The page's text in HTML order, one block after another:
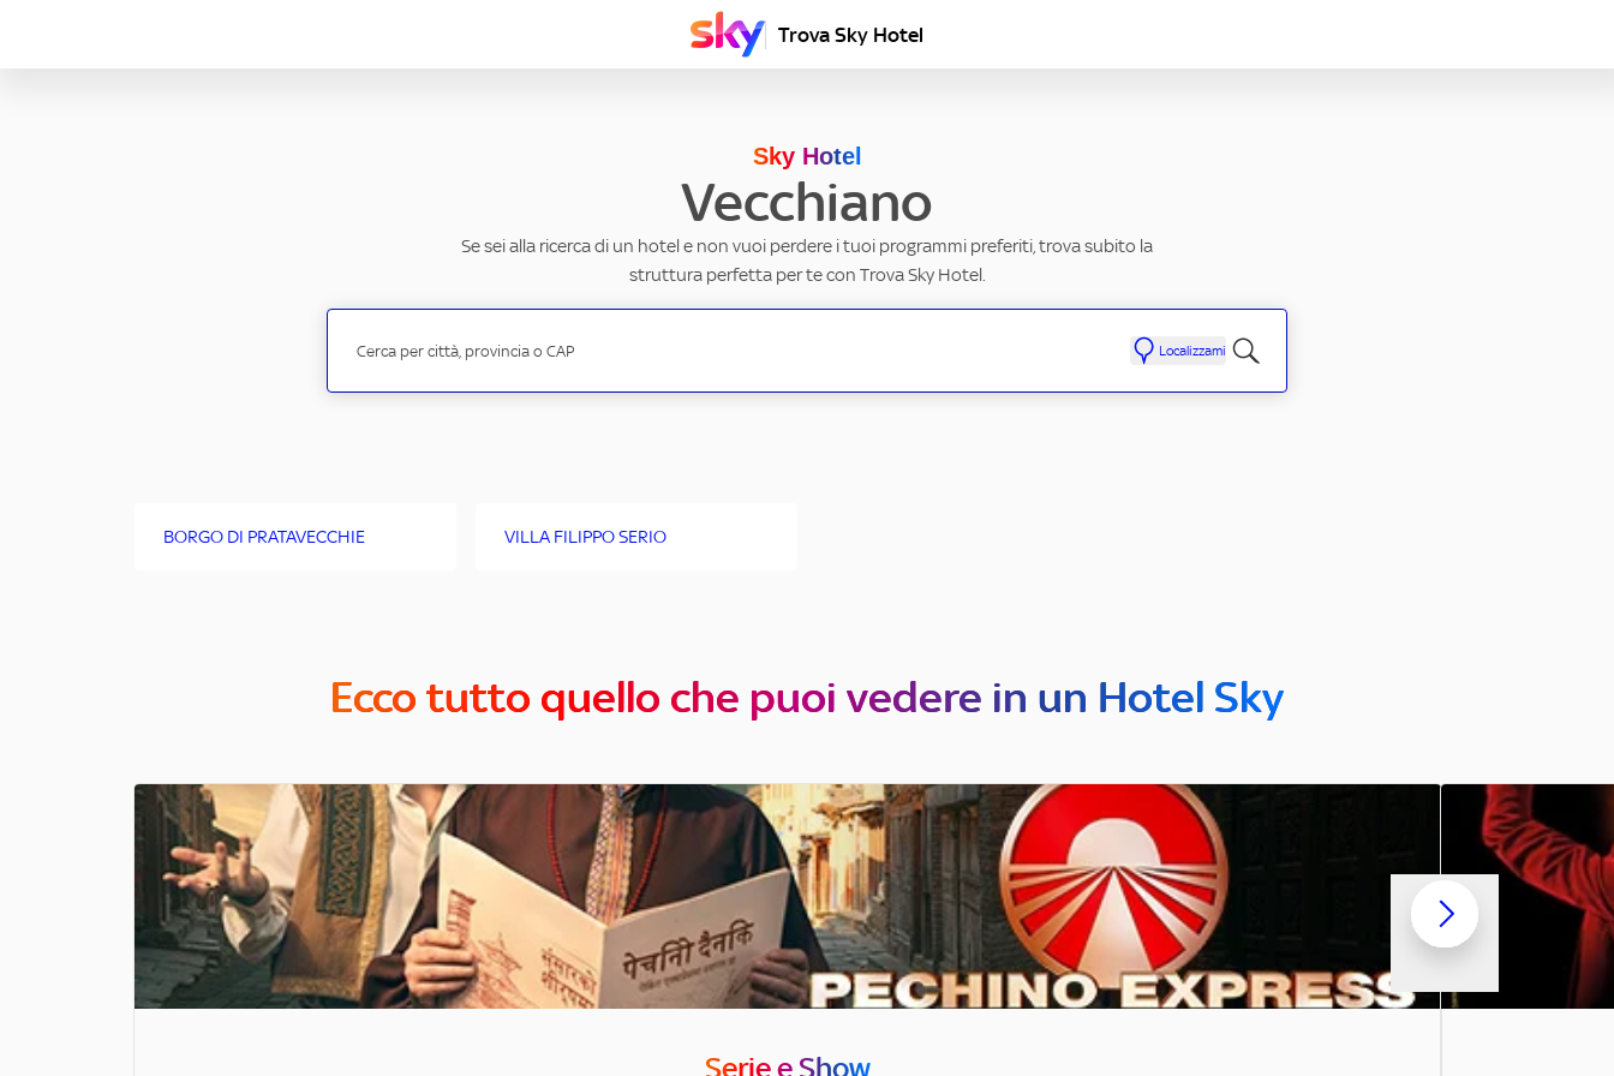
Trova Sky Hotel
Sky Hotel
Vecchiano
Se sei alla ricerca di un hotel e non vuoi perdere i tuoi programmi preferiti, trova subito la
struttura perfetta per te con Trova Sky Hotel.
Localizzami
BORGO DI PRATAVECCHIE VILLA FILIPPO SERIO
Ecco tutto quello che puoi vedere in un Hotel Sky
Serie e Show